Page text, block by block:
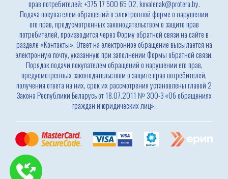
прав потребителей: +375 17 500 65 02, kovalenak@protera.by.
Подача покупателем обращений в электронной форме о нарушении
его прав, предусмотренных законодательством о защите прав
потребителей, производится через Форму обратной связи на сайте в
разделе «Контакты». Ответ на электронное обращение высылается на
электронную почту, указанную при заполнении Формы обратной связи.
Порядок подачи покупателем обращений о нарушении его прав,
предусмотренных законодательством о защите прав потребителей,
получения ответа на них, срок их рассмотрения установлены главой 2
Закона Республики Беларусь от 18.07.2011 № 300-З «Об обращениях
граждан и юридических лиц».